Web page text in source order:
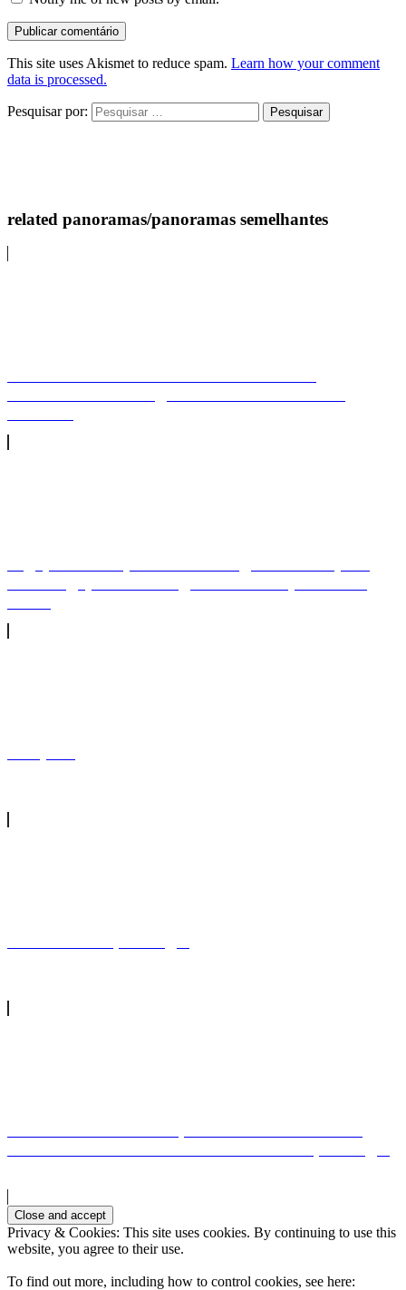
This site uses Akismet to reduce spam. Learn how your comment
data is processed.
Pesquisar por:
related panoramas/panoramas semelhantes
Privacy & Cookies: This site uses cookies. By continuing to use this
website, you agree to their use.
To find out more, including how to control cookies, see here: